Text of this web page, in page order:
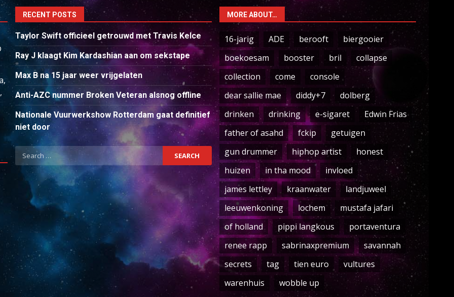
RECENT POSTS
Taylor Swift officieel getrouwd met Travis Kelce
Ray J klaagt Kim Kardashian aan om sekstape
Max B na 15 jaar weer vrijgelaten
Anti-AZC nummer Broken Veteran alsnog offline
Nationale Vuurwerkshow Rotterdam gaat definitief
niet door
Search
for:
MORE ABOUT…
16-jarig ADE berooft
biergooier
boekoesam
booster bril
collapse
collection
come
console
dear sallie mae
diddy+7
dolberg
drinken
drinking e-sigaret
Edwin Frias
father of asahd
fckip
getuigen
gun drummer
hiphop artist
honest
huizen
in tha mood
invloed
james lettley
kraanwater
landjuweel
leeuwenkoning
lochem
mustafa jafari
of holland
pippi langkous
portaventura
renee rapp
sabrinaxpremium
savannah
secrets
tag tien euro
vultures
warenhuis
wobble up